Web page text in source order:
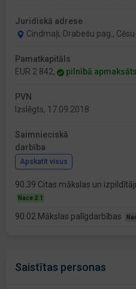
Juridiskā adrese
Cindmaļi, Drabešu pag.,
Pamatkapitāls
EUR 2 842,
pilnībā apmaksāts
PVN
Izslēgts, 17.09.2018
Saimnieciskā
darbība
Apskatīt visus
90.39 Citas mākslas un
Nace 2.1
90.02 Mākslas palīgdarbības
Saistītas personas